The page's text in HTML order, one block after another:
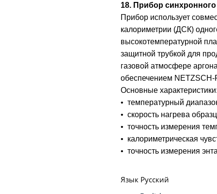
18. Прибор синхронного
Прибор использует
калориметрии (ДСК)
высокотемпературной
защитной трубкой для
газовой атмосфере
обеспечением NETZSCH-
Основные
• температурный
• скорость нагрева
• точность измерения
• калориметрическая
• точность измерения
Язык Русский